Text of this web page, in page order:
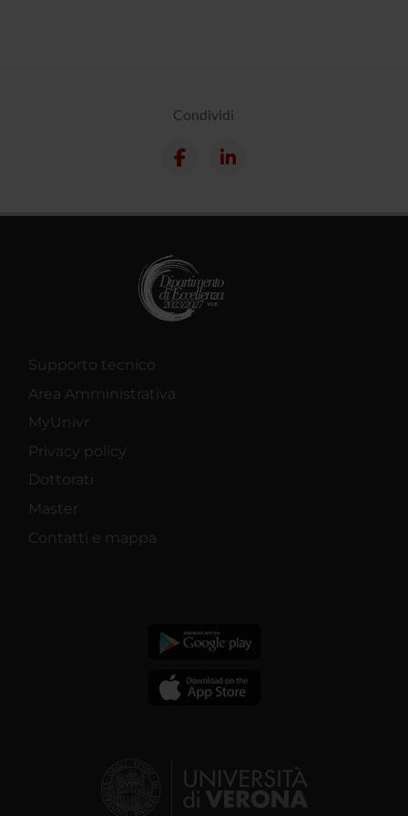
Condividi
Supporto tecnico
Area Amministrativa
MyUnivr
Privacy policy
Dottorati
Master
Contatti e mappa